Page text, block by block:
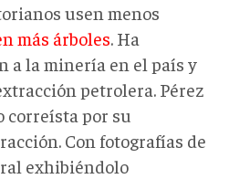
usen menos
más árboles. Ha
a la minería en el país y
petrolera. Pérez
correísta por su
Con fotografías de
exhibiéndolo